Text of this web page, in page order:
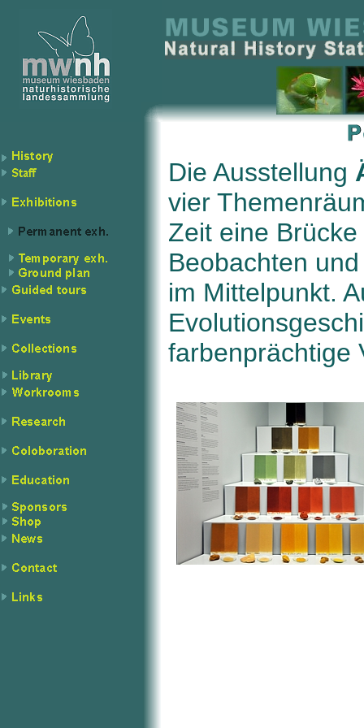
Die Ausstellung
vier
Zeit eine
Beobachten
im Mittelpunkt.
farbenprächtige